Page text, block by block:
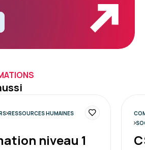
RESSOURCES HUMAINES
niveau 1